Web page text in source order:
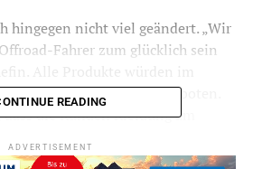
hingegen nicht viel geändert. „Wir
Fahrer zum glücklich sein
Onlineshop angeboten.
dass die Kunden Kleidung am
Umzug ähnlich flexibel
READING
ADVERTISEMENT